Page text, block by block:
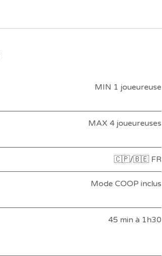
MIN 1 joueureuse
MAX 4 joueureuses
🇨🇵/🇧🇪 FR
Mode COOP inclus
45 min à 1h30